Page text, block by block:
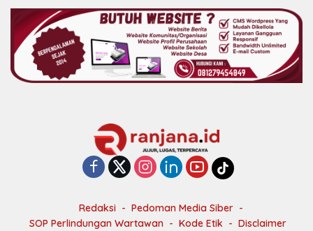
Redaksi
Pedoman Media Siber
SOP Perlindungan Wartawan
Kode Etik Disclaimer